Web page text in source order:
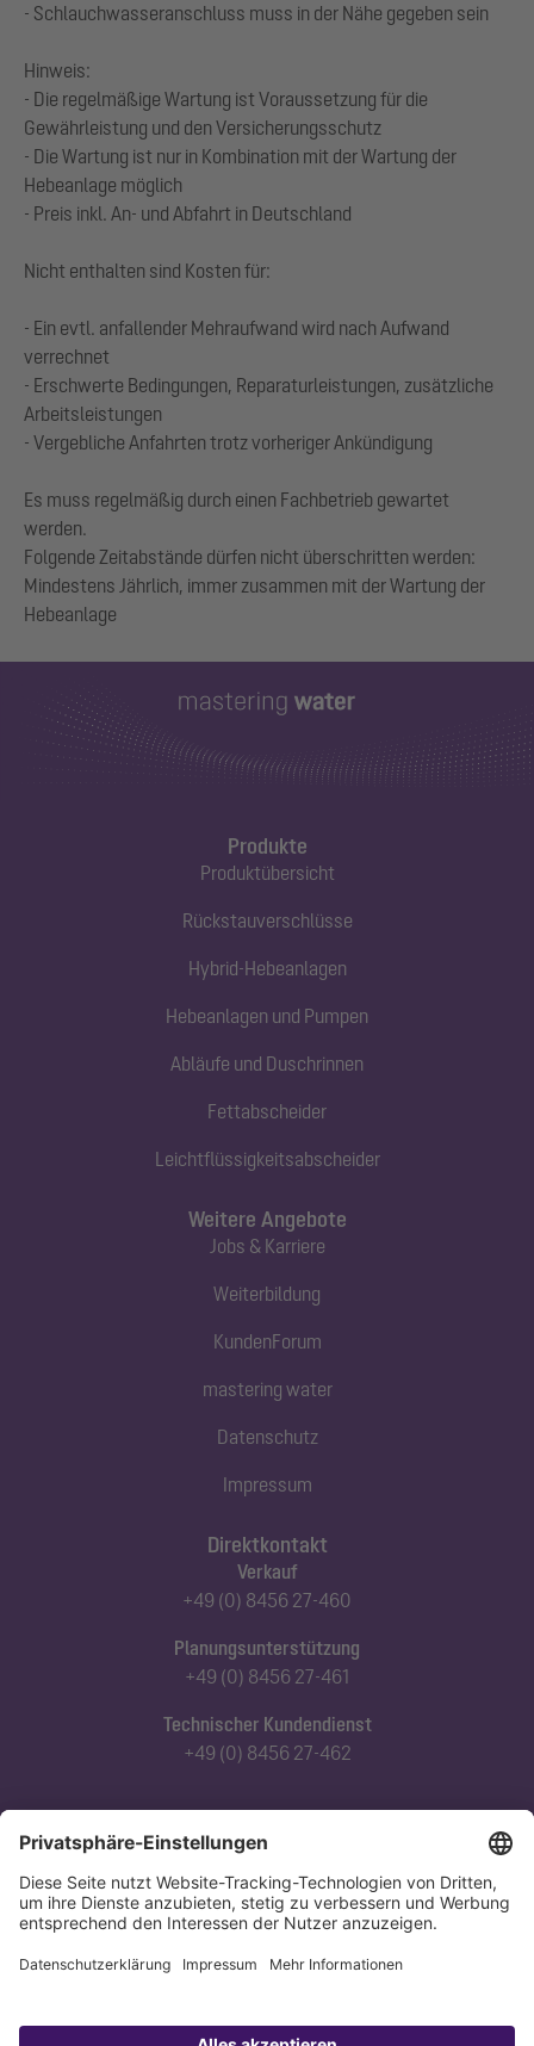
- Schlauchwasseranschluss muss in der Nähe gegeben sein
Hinweis:
- Die regelmäßige Wartung ist Voraussetzung für die
Gewährleistung und den Versicherungsschutz
- ‎Die Wartung ist nur in Kombination mit der Wartung der
Hebeanlage möglich
- Preis inkl. An- und Abfahrt in Deutschland
Nicht enthalten sind Kosten für:
- Ein evtl. anfallender Mehraufwand wird nach Aufwand
verrechnet
- Erschwerte Bedingungen, Reparaturleistungen, zusätzliche
Arbeitsleistungen
- Vergebliche Anfahrten trotz vorheriger Ankündigung
Es muss regelmäßig durch einen Fachbetrieb gewartet
werden.
Folgende Zeitabstände dürfen nicht überschritten werden:
Mindestens Jährlich, immer zusammen mit der Wartung der
Produkte
Produktübersicht
Rückstauverschlüsse
Hybrid-Hebeanlagen
Hebeanlagen und Pumpen
Abläufe und Duschrinnen
Fettabscheider
Leichtflüssigkeitsabscheider
Direktkontakt
Verkauf
+49 (0) 8456 27-460
Planungsunterstützung
+49 (0) 8456 27-461
Technischer Kundendienst
+49 (0) 8456 27-462
Abonnieren Sie unseren Newsletter
Jetzt anmelden
Weitere Angebote
Jobs & Karriere
Weiterbildung
KundenForum
mastering water
Datenschutz
Impressum